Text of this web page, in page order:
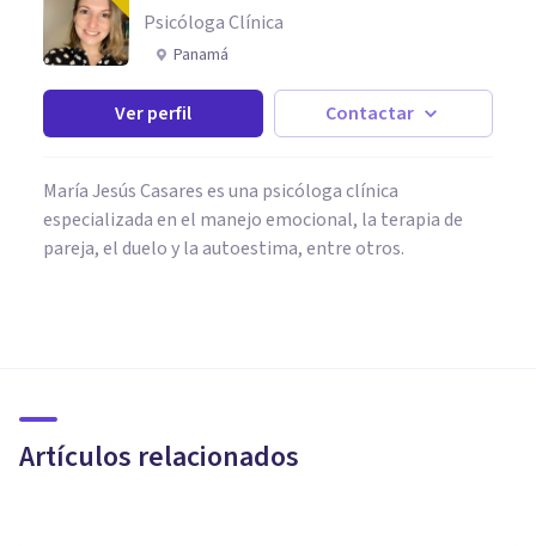
Psicóloga Clínica
Panamá
Ver perfil Contactar
María Jesús Casares es una psicóloga clínica
especializada en el manejo emocional, la terapia de
pareja, el duelo y la autoestima, entre otros.
Artículos relacionados
Sociales?